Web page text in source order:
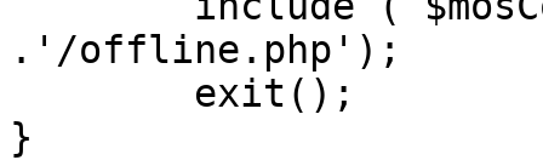
.'/offline.php');
}